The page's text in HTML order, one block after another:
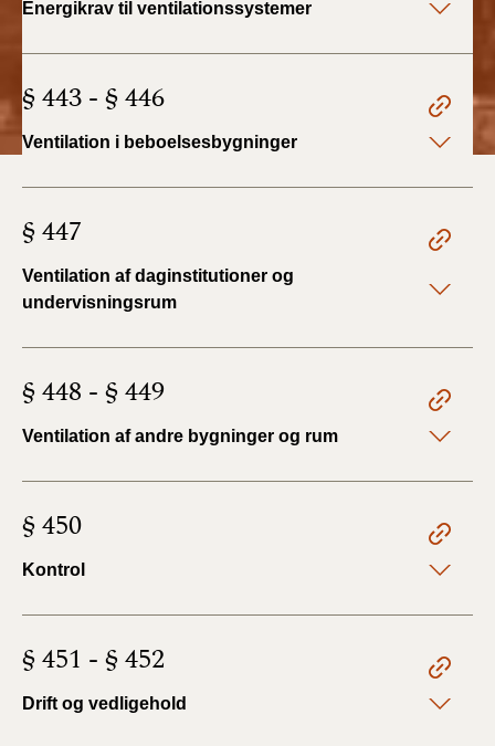
2022)
2022)
BR18 (29/6 - 31/12
BR18 (1/1-29/6
2021)
BR18 (1/7-31/12
2020)
2019)
2018)
Energikrav til ventilationssystemer
§ 443 - § 446
Ventilation i beboelsesbygninger
§ 447
Ventilation af daginstitutioner og
undervisningsrum
§ 448 - § 449
Ventilation af andre bygninger og rum
§ 450
Kontrol
§ 451 - § 452
Drift og vedligehold